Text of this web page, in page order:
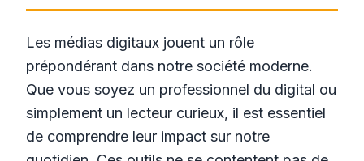
Les médias digitaux jouent un rôle
prépondérant dans notre société moderne.
Que vous soyez un professionnel du digital ou
simplement un lecteur curieux, il est essentiel
de comprendre leur impact sur notre